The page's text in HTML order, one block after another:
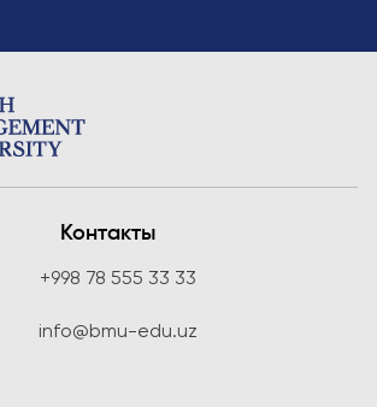
Контакты
+998 78 555 33 33
info@bmu-edu.uz